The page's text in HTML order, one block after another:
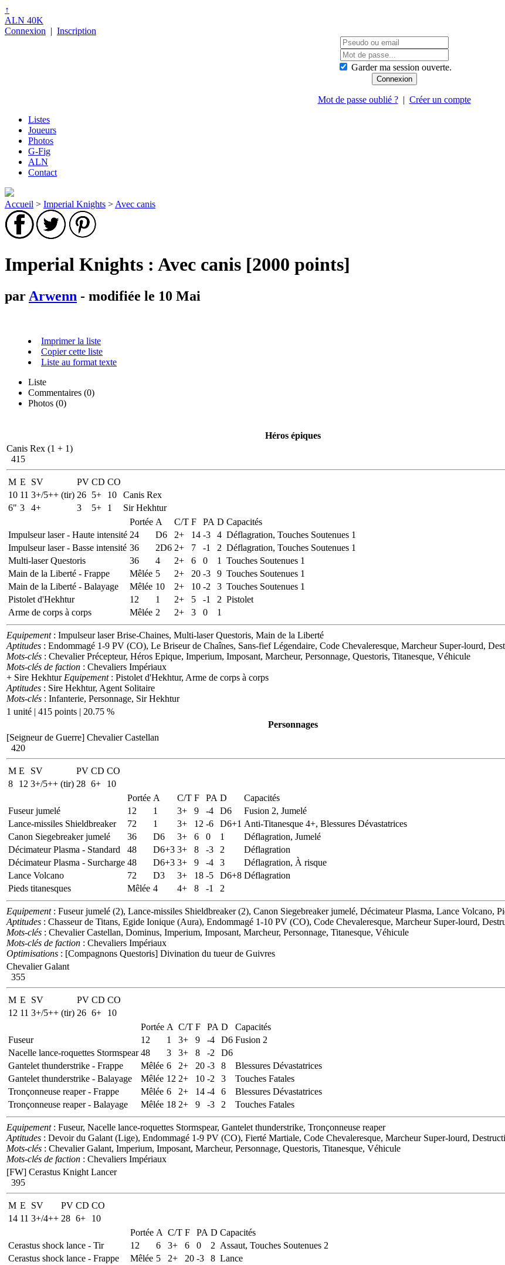
↑
ALN 40K
Connexion | Inscription
Garder ma session ouverte.
Mot de passe oublié ?| Créer un compte
Listes
Joueurs
Photos
G-Fig
ALN
Contact
Accueil > Imperial Knights > Avec canis
Imperial Knights : Avec canis [2000 points]
par Arwenn - modifiée le 10 Mai
Imprimer la liste
Copier cette liste
Liste au format texte
Liste
Commentaires (0)
Photos (0)
Héros épiques
Canis Rex (1 + 1)
415
M E SV PV CD CO
10 11 3+/5++ (tir) 26 5+ 10
Canis Rex
6" 3 4+ 3 5+ 1
Sir Hekhtur
Portée A C/T F PA D Capacités
Impulseur laser - Haute intensité 24 D6 2+ 14 -3 4 Déflagration, Touches Soutenues 1
Impulseur laser - Basse intensité 36 2D6 2+ 7 -1 2 Déflagration, Touches Soutenues 1
Multi-laser Questoris
36 4 2+ 6 0 1
Touches Soutenues 1
Main de la Liberté - Frappe
Mêlée 5 2+ 20 -3 9 Touches Soutenues 1
Main de la Liberté - Balayage
Mêlée 10 2+ 10 -2 3 Touches Soutenues 1
Pistolet d'Hekhtur
12 1 2+ 5 -1 2 Pistolet
Arme de corps à corps
Mêlée 2 2+ 3 0 1
Equipement: Impulseur laser Brise-Chaines, Multi-laser Questoris, Main de la Liberté
Aptitudes : Endommagé 1-9 PV (CO), Le Briseur de Chaînes, Sans-fief Légendaire, Code Chevaleresque, Marcheur Super-lourd,
Mots-clés : Chevalier Précepteur, Héros Epique, Imperium, Imposant, Marcheur, Personnage, Questoris, Titanesque, Véhicule
Mots-clés de faction : Chevaliers Impériaux
+ Sire Hekhtur Equipement: Pistolet d'Hekhtur, Arme de corps à corps
Aptitudes : Sire Hekhtur, Agent Solitaire
Mots-clés : Infanterie, Personnage, Sir Hekhtur
1 unité | 415 points | 20.75 %
Personnages
[Seigneur de Guerre] Chevalier Castellan
420
M E SV PV CD CO
8
12 3+/5++ (tir) 28 6+
10
Portée A C/T F PA D
Capacités
Fuseur jumelé
12 1 3+ 9 -4 D6
Fusion 2, Jumelé
Lance-missiles Shieldbreaker
72 1 3+ 12 -6 D6+1 Anti-Titanesque 4+, Blessures Dévastatrices
Canon Siegebreaker jumelé
36 D6 3+ 6 0 1
Déflagration, Jumelé
Décimateur Plasma - Standard
48 D6+3 3+ 8 -3 2
Déflagration
Décimateur Plasma - Surcharge 48 D6+3 3+ 9 -4 3
Déflagration, À risque
Lance Volcano
72 D3 3+ 18 -5 D6+8 Déflagration
Pieds titanesques
Mêlée 4 4+ 8 -1 2
Equipement: Fuseur jumelé (2), Lance-missiles Shieldbreaker (2), Canon Siegebreaker jumelé, Décimateur Plasma, Lance Volcano,
Aptitudes : Chasseur de Titans, Egide Ionique (Aura), Endommagé 1-10 PV (CO), Code Chevaleresque, Marcheur Super-lourd,
Mots-clés : Chevalier Castellan, Dominus, Imperium, Imposant, Marcheur, Personnage, Titanesque, Véhicule
Mots-clés de faction : Chevaliers Impériaux
Optimisations : [Compagnons Questoris] Divination du tueur de Guivres
Chevalier Galant
355
M E SV PV CD CO
12 11 3+/5++ (tir) 26 6+
10
Portée A C/T F PA D
Capacités
Fuseur
12 1 3+ 9 -4 D6 Fusion 2
Nacelle lance-roquettes Stormspear 48 3 3+ 8 -2
D6
Gantelet thunderstrike - Frappe
Mêlée 6 2+ 20 -3 8
Blessures Dévastatrices
Gantelet thunderstrike - Balayage
Mêlée 12 2+ 10 -2 3
Touches Fatales
Tronçonneuse reaper - Frappe
Mêlée 6 2+ 14 -4 6
Blessures Dévastatrices
Tronçonneuse reaper - Balayage
Mêlée 18 2+ 9 -3 2 Touches Fatales
Equipement: Fuseur, Nacelle lance-roquettes Stormspear, Gantelet thunderstrike, Tronçonneuse reaper
Aptitudes : Devoir du Galant (Lige), Endommagé 1-9 PV (CO), Fierté Martiale, Code Chevaleresque, Marcheur Super-lourd,
Mots-clés : Chevalier Galant, Imperium, Imposant, Marcheur, Personnage, Questoris, Titanesque, Véhicule
Mots-clés de faction : Chevaliers Impériaux
[FW] Cerastus Knight Lancer
395
M E SV PV CD CO
14 11 3+/4++ 28 6+
10
Portée A C/T F PA D Capacités
Cerastus shock lance - Tir
12 6 3+ 6 0 2 Assaut, Touches Soutenues 2
Cerastus shock lance - Frappe
Mêlée 5 2+ 20 -3 8 Lance